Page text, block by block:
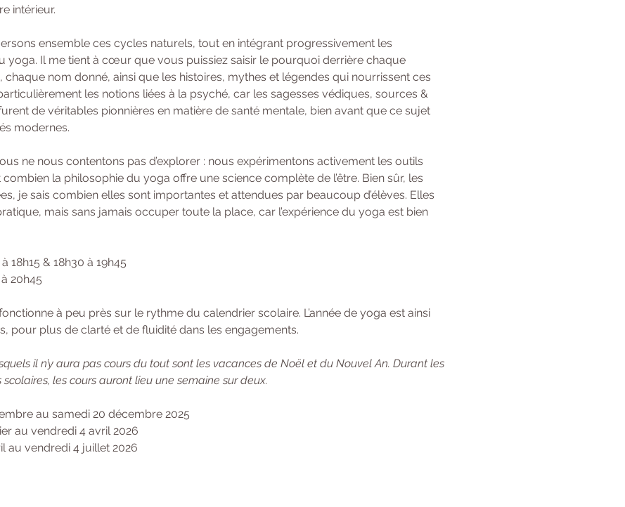
intérieur.
ensemble ces cycles naturels, tout en intégrant progressivement les
yoga. Il me tient à cœur que vous puissiez saisir le pourquoi derrière chaque
nom donné, ainsi que les histoires, mythes et légendes qui nourrissent ces
les notions liées à la psyché, car les sagesses védiques, sources &
de véritables pionnières en matière de santé mentale, bien avant que ce sujet
modernes.
ne nous contentons pas d’explorer : nous expérimentons activement les outils
la philosophie du yoga offre une science complète de l’être. Bien sûr, les
je sais combien elles sont importantes et attendues par beaucoup d’élèves. Elles
mais sans jamais occuper toute la place, car l’expérience du yoga est bien
18h15 & 18h30 à 19h45
20h45
à peu près sur le rythme du calendrier scolaire. L’année de yoga est ainsi
pour plus de clarté et de fluidité dans les engagements.
il n’y aura pas cours du tout sont les vacances de Noël et du Nouvel An. Durant les
les cours auront lieu une semaine sur deux.
au samedi 20 décembre 2025
au vendredi 4 avril 2026
au vendredi 4 juillet 2026